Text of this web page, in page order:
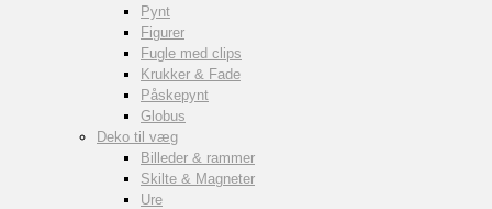
Pynt
Figurer
Fugle med clips
Krukker & Fade
Påskepynt
Globus
Deko til væg
Billeder & rammer
Skilte & Magneter
Ure